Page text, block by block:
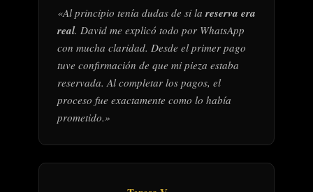
«Al principio tenía dudas de si la reserva era
real. David me explicó todo por WhatsApp
con mucha claridad. Desde el primer pago
tuve confirmación de que mi pieza estaba
reservada. Al completar los pagos, el
proceso fue exactamente como lo había
prometido.»